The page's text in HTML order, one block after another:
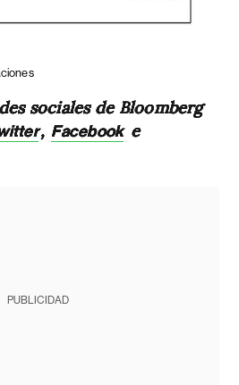
sociales de Bloomberg
, Facebook e
PUBLICIDAD